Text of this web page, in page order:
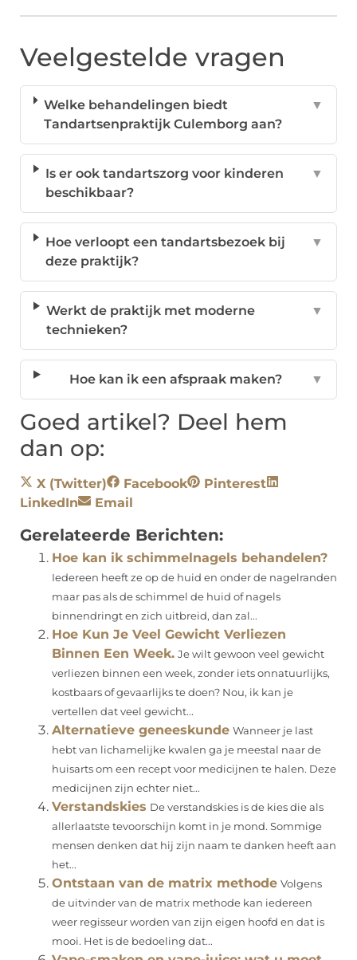
Veelgestelde vragen
Welke behandelingen biedt
Tandartsenpraktijk Culemborg aan?
▼
Is er ook tandartszorg voor kinderen
beschikbaar?
▼
Hoe verloopt een tandartsbezoek bij
deze praktijk?
▼
Werkt de praktijk met moderne
technieken?
▼
Hoe kan ik een afspraak maken? ▼
Goed artikel? Deel hem
dan op:
X (Twitter) Facebook
Pinterest
LinkedIn
Email
Gerelateerde Berichten:
Hoe kan ik schimmelnagels behandelen?
Iedereen heeft ze op de huid en onder de nagelranden
maar pas als de schimmel de huid of nagels
binnendringt en zich uitbreid, dan zal...
Hoe Kun Je Veel Gewicht Verliezen
Binnen Een Week. Je wilt gewoon veel gewicht
verliezen binnen een week, zonder iets onnatuurlijks,
kostbaars of gevaarlijks te doen? Nou, ik kan je
vertellen dat veel gewicht...
Alternatieve geneeskunde Wanneer je last
hebt van lichamelijke kwalen ga je meestal naar de
huisarts om een recept voor medicijnen te halen. Deze
medicijnen zijn echter niet...
Verstandskies De verstandskies is de kies die als
allerlaatste tevoorschijn komt in je mond. Sommige
mensen denken dat hij zijn naam te danken heeft aan
het...
Ontstaan van de matrix methode Volgens
de uitvinder van de matrix methode kan iedereen
weer regisseur worden van zijn eigen hoofd en dat is
mooi. Het is de bedoeling dat...